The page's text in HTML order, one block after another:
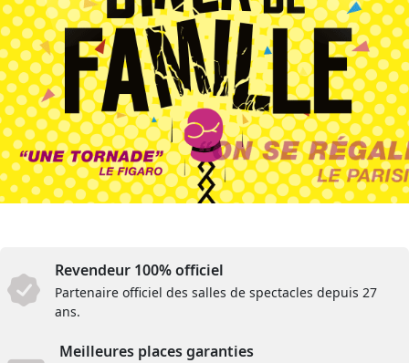
Revendeur 100% officiel
Partenaire officiel des salles de spectacles depuis 27
ans.
Meilleures places garanties